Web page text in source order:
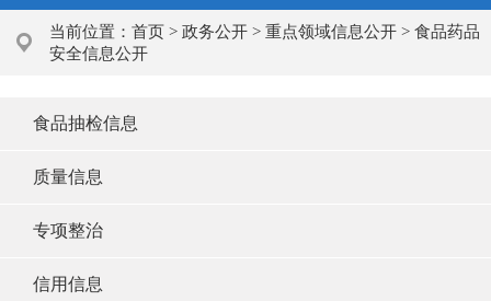
当前位置： 首页 > 政务公开 > 重点领域信息公开 > 食品药品
安全信息公开
食品抽检信息
质量信息
专项整治
信用信息